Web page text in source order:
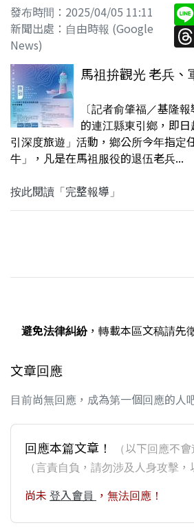
發布時間：2025/04/05 11:11
新聞出處：自由時報 (Google
News)
馬祖拚觀光 老兵
〔記者俞肇福／基隆
的連江縣東引鄉，即
引深度旅遊」活動，鄉公所今年指定
牛」，凡是在馬祖服役的退伍老兵...
按此閱讀「完整報導」
避免法律糾紛，轉載本區文稿請先
文章回應
目前尚無回應，成為第一個回應的人
回應本篇文章！
（以下回應不
（言責自負，請勿涉及人身攻擊，
尚未 登入會員 ，無法回應！